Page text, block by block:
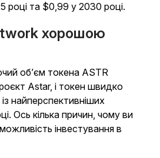
році та $0,99 у 2030 році.
хорошою
об’єм токена ASTR
Astar, і токен швидко
найперспективніших
Ось кілька причин, чому ви
інвестування в